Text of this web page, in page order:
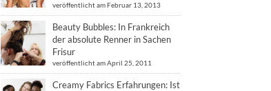
veröffentlicht am Februar 13, 2013
Beauty Bubbles: In Frankreich
der absolute Renner in Sachen
Frisur
veröffentlicht am April 25, 2011
Creamy Fabrics Erfahrungen: Ist